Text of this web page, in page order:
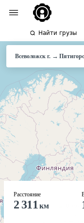
Найти грузы
Всеволожск г.→
Расстояние
2 311 км